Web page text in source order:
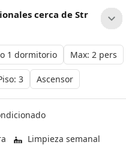
cerca de Str
1 dormitorio Max: 2 pers
3 Ascensor
Limpieza semanal